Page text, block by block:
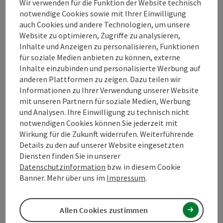
Kontakt
Öffnungszeiten
Anreise/Lage
Eignung
Barrierefreiheit
Wir verwenden für die Funktion der Website technisch
notwendige Cookies sowie mit Ihrer Einwilligung
auch Cookies und andere Technologien, um unsere
Website zu optimieren, Zugriffe zu analysieren,
Inhalte und Anzeigen zu personalisieren, Funktionen
für soziale Medien anbieten zu können, externe
Inhalte einzubinden und personalisierte Werbung auf
anderen Plattformen zu zeigen. Dazu teilen wir
Informationen zu Ihrer Verwendung unserer Website
mit unseren Partnern für soziale Medien, Werbung
und Analysen. Ihre Einwilligung zu technisch nicht
notwendigen Cookies können Sie jederzeit mit
Wirkung für die Zukunft widerrufen. Weiterführende
Details zu den auf unserer Website eingesetzten
Diensten finden Sie in unserer
Datenschutzinformation bzw. in diesem Cookie
Banner. Mehr über uns im Impressum.
Allen Cookies zustimmen